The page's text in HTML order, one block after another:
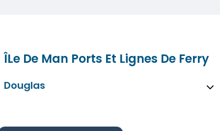
ÎLe De Man Ports Et Lignes De Ferry
Douglas